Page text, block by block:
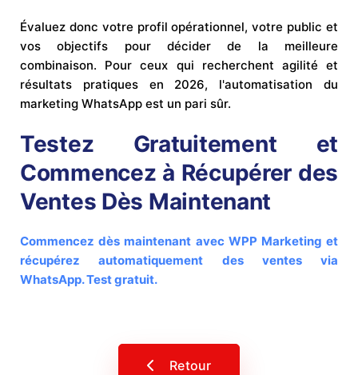
Évaluez donc votre profil opérationnel, votre public et
vos objectifs pour décider de la meilleure
combinaison. Pour ceux qui recherchent agilité et
résultats pratiques en 2026, l'automatisation du
marketing WhatsApp est un pari sûr.
Testez Gratuitement et
Commencez à Récupérer des
Ventes Dès Maintenant
Commencez dès maintenant avec WPP Marketing et
récupérez automatiquement des ventes via
WhatsApp. Test gratuit.
Retour